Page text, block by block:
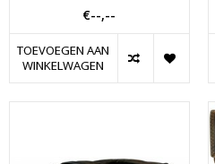
€--,--
TOEVOEGEN AAN
WINKELWAGEN